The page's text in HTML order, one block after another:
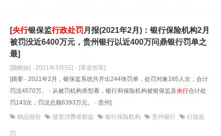
[央行银保监行政处罚月报(2021年2月)：银行保险机构2月
被罚没近6400万元，贵州银行以近400万问鼎银行罚单之
最]
[颜晓妹] · 2021年3月5日 · [零壹智库]
[摘要 · 2021年2月，银保监系统共开出244张罚单，处罚对象185人次，合计
罚没4570万。 · 从被罚机构类型看，银行和保险机构被银保监及央行合计处
罚143次，罚没总额6393万元。 · 贵州]
精品报告 侵害消费者权益 银行保险机构 贵州银行 行政处
罚